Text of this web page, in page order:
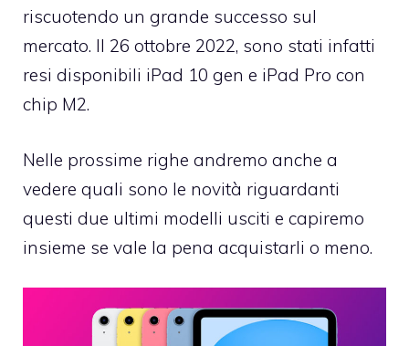
riscuotendo un grande successo sul
mercato. Il 26 ottobre 2022, sono stati infatti
resi disponibili iPad 10 gen e iPad Pro con
chip M2.
Nelle prossime righe andremo anche a
vedere quali sono le novità riguardanti
questi due ultimi modelli usciti e capiremo
insieme se vale la pena acquistarli o meno.